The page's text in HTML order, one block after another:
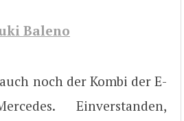
Baleno
noch der Kombi der E-
Einverstanden,